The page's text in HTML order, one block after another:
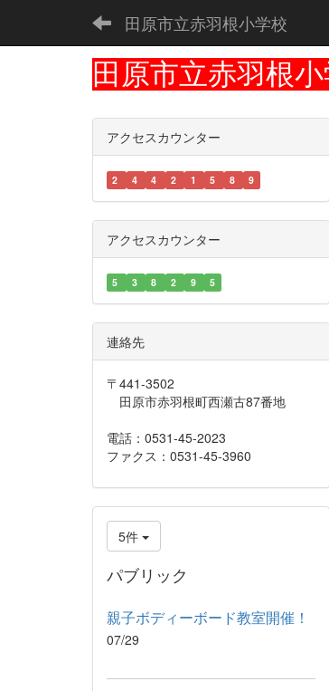
田原市立赤羽根小学校
田原市立赤羽根
アクセスカウンター
2 4 4 2 1 5 8 9
アクセスカウンター
5 3 8 2 9 5
連絡先
〒441-3502
田原市赤羽根町西瀬古87番地
電話：0531-45-2023
ファクス：0531-45-3960
5件
パブリック
親子ボディーボード教室開催！
07/29